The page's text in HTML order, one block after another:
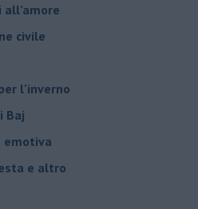
all’amore
civile
l'inverno
Baj
emotiva
e altro